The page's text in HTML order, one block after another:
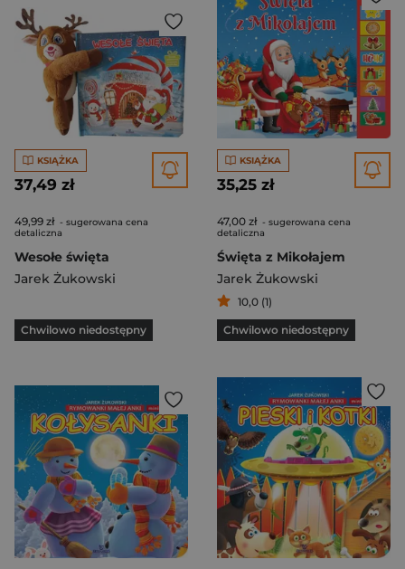
KSIĄŻKA
37,49 zł
49,99 zł - sugerowana cena
detaliczna
Wesołe święta
Jarek Żukowski
Chwilowo niedostępny
KSIĄŻKA
35,25 zł
47,00 zł - sugerowana cena
detaliczna
Święta z Mikołajem
Jarek Żukowski
10,0 (1)
Chwilowo niedostępny